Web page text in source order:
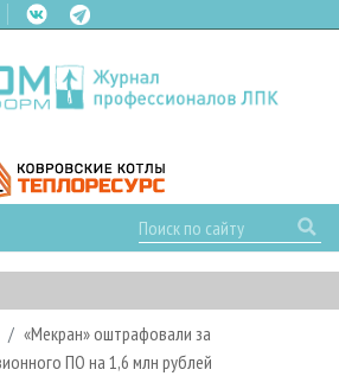
«Мекран» оштрафовали за
ПО на 1,6 млн рублей